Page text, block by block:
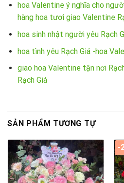
hoa Valentine ý nghĩa cho
hàng hoa tươi giao Valentine
hoa sinh nhật người yêu Rạch
hoa tình yêu Rạch Giá -hoa
giao hoa Valentine tận nơi
Rạch Giá
SẢN PHẨM TƯƠNG TỰ
-